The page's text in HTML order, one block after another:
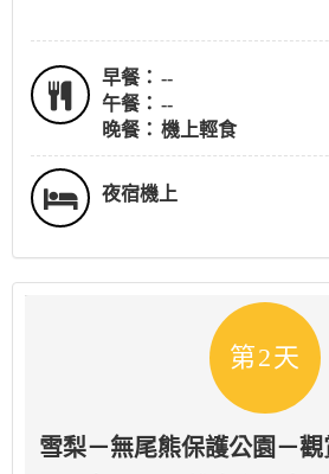
早餐： --
午餐： --
晚餐： 機上輕食
夜宿機上
第2天
雪梨－無尾熊保護公園－